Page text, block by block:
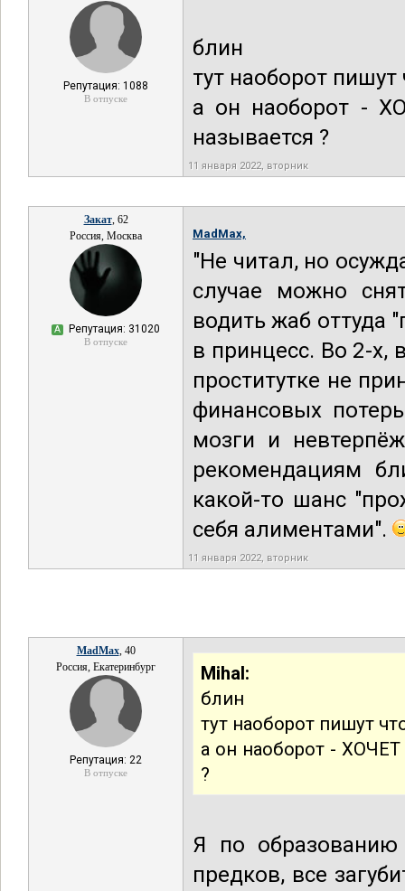
Репутация: 1088
В отпуске
блин
тут наоборот
а он наоборот -
называется ?
11 января 2022, вторник
Закат, 62
Россия, Москва
А Репутация: 31020
В отпуске
MadMax,
"Не читал, но
случае можно
водить жаб оттуда
в принцесс. Во 2-х,
проститутке не
финансовых
мозги и
рекомендациям
какой-то шанс
себя алиментами".
11 января 2022, вторник
MadMax, 40
Россия, Екатеринбург
Репутация: 22
В отпуске
Mihal:
блин
тут наоборот пишут
а он наоборот -
?
Я по
предков, все